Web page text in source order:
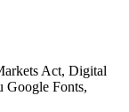
Act, Digital
Google Fonts,